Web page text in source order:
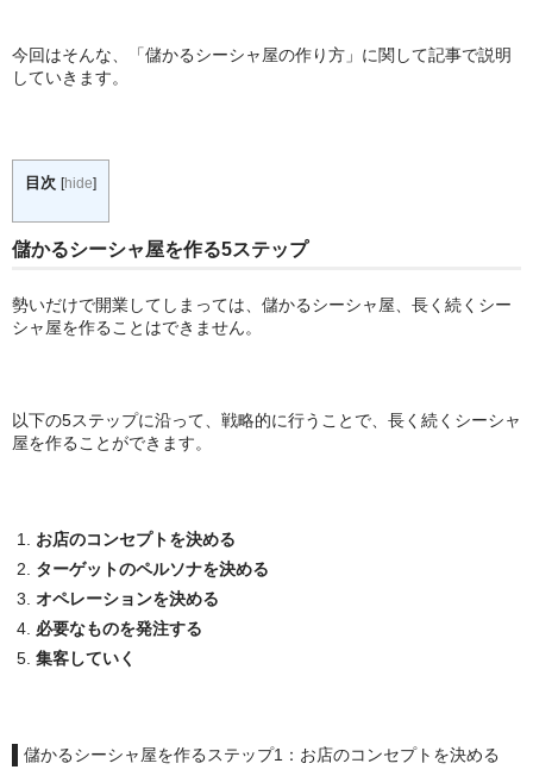
SHISHABUCKS
Oduman
Kaloud
VZ
NOMAD
MEXANIKA
Maklaud
HMS
今回はそんな、「儲かるシーシャ屋の作り方」に関して記事で説明
していきます。
目次 [hide]
儲かるシーシャ屋を作る5ステップ
勢いだけで開業してしまっては、儲かるシーシャ屋、長く続くシー
シャ屋を作ることはできません。
以下の5ステップに沿って、戦略的に行うことで、長く続くシーシャ
屋を作ることができます。
お店のコンセプトを決める
ターゲットのペルソナを決める
オペレーションを決める
必要なものを発注する
集客していく
儲かるシーシャ屋を作るステップ1：お店のコンセプトを決める